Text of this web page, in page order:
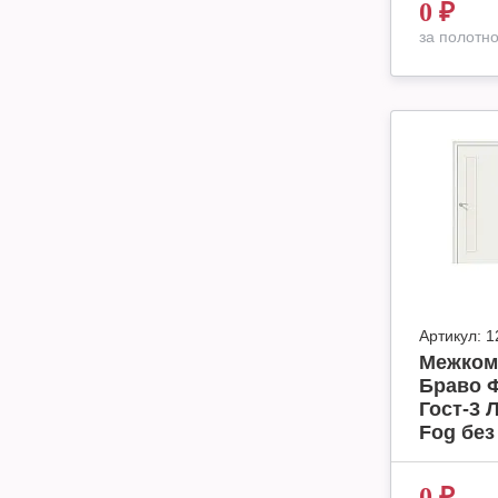
0 ₽
за полотно
Артикул:
Браво
Гост-3
Fog